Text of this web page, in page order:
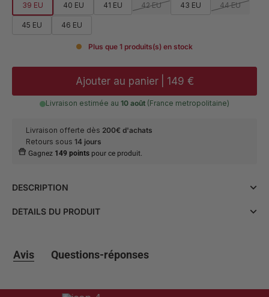
39 EU 40 EU 41 EU 42 EU 43 EU 44 EU
45 EU 46 EU
Plus que 1 produits(s) en stock
Ajouter au panier 149 €
Livraison estimée au 10 août (France metropolitaine)
Livraison offerte dès 200€ d'achats
Retours sous 14 jours
Gagnez 149 points pour ce produit.
DESCRIPTION
Cuir Gold à Boucle Saint-Denis. Fabriqués avec soin dans un
Les caractéristiques principales de nos Richelieu :
- Couleur : Or élégant
DÉTAILS DU PRODUIT
• Entretien : appliquer un cirage
saphir à la base cire d'abeille,
Avis Questions-réponses